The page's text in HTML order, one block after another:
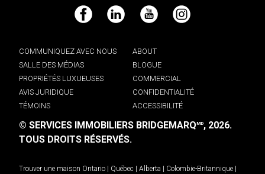
Facebook LinkedIn YouTube Instagram
COMMUNIQUEZ AVEC NOUS
ABOUT
SALLE DES MÉDIAS
BLOGUE
PROPRIÉTÉS LUXUEUSES
COMMERCIAL
AVIS JURIDIQUE
CONFIDENTIALITÉ
TÉMOINS
ACCESSIBILITÉ
© SERVICES IMMOBILIERS BRIDGEMARQMD, 2026.
TOUS DROITS RÉSERVÉS.
Trouver une maison Ontario Québec Alberta Colombie-Britannique